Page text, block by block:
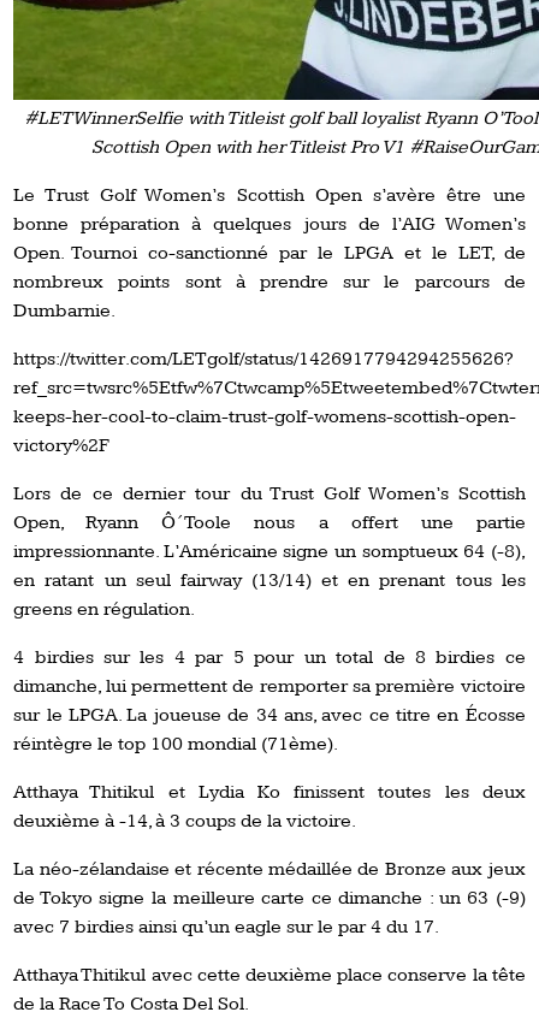
#LETWinnerSelfie with Titleist golf ball loyalist Ryann
Scottish Open with her Titleist Pro V1
Le Trust Golf Women’s Scottish Open s’avère être une
bonne préparation à quelques jours de l’AIG Women’s
Open. Tournoi co-sanctionné par le LPGA et le LET, de
nombreux points sont à prendre sur le parcours de
Dumbarnie.
https://twitter.com/LETgolf/status/1426917794294255626?
keeps-her-cool-to-claim-trust-golf-womens-scottish-open-
victory%2F
Lors de ce dernier tour du Trust Golf Women’s Scottish
Open, Ryann Ô´Toole nous a offert une partie
impressionnante. L’Américaine signe un somptueux 64 (-8),
en ratant un seul fairway (13/14) et en prenant tous les
greens en régulation.
4 birdies sur les 4 par 5 pour un total de 8 birdies ce
dimanche, lui permettent de remporter sa première victoire
sur le LPGA. La joueuse de 34 ans, avec ce titre en Écosse
réintègre le top 100 mondial (71ème).
Atthaya Thitikul et Lydia Ko finissent toutes les deux
deuxième à -14, à 3 coups de la victoire.
La néo-zélandaise et récente médaillée de Bronze aux jeux
de Tokyo signe la meilleure carte ce dimanche : un 63 (-9)
avec 7 birdies ainsi qu’un eagle sur le par 4 du 17.
Atthaya Thitikul avec cette deuxième place conserve la tête
de la Race To Costa Del Sol.